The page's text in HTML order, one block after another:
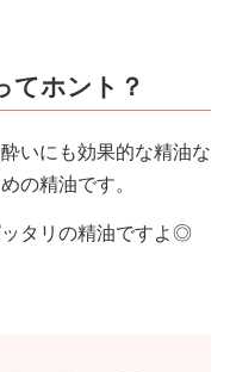
てホント？
いにも効果的な精油な
の精油です。
タリの精油ですよ◎